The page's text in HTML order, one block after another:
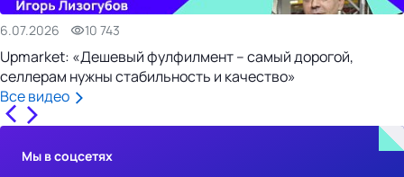
6.07.2026 10 743
Upmarket: «Дешевый фулфилмент – самый дорогой,
селлерам нужны стабильность и качество»
Все видео
Мы в соцсетях